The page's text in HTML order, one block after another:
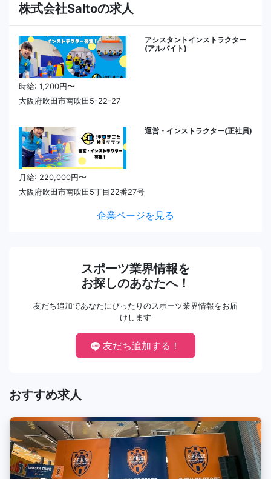
株式会社Saltoの求人
アシスタントインストラクター
(アルバイト)
時給: 1,200円〜
大阪府吹田市南吹田5-22-27
運営・インストラクター(正社員)
月給: 220,000円〜
大阪府吹田市南吹田5丁目22番27号
企業ページを見る
スポーツ業界情報を
お探しのあなたへ！
友だち追加であなたにぴったりのスポーツ業界情報をお届
けします
友だち追加する！
おすすめ求人